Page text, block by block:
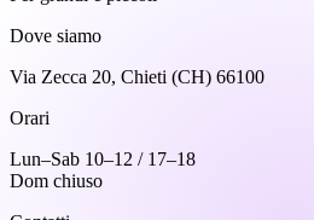
Dove siamo
Via Zecca 20, Chieti (CH) 66100
Orari
Lun–Sab 10–12 / 17–18
Dom chiuso